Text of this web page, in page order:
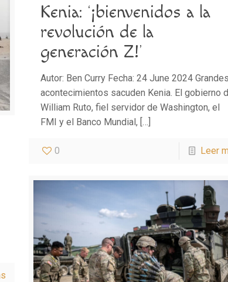
Kenia: ‘¡bienvenidos a la
revolución de la
generación Z!’
Autor: Ben Curry Fecha: 24 June 2024 Grandes
acontecimientos sacuden Kenia. El gobierno
William Ruto, fiel servidor de Washington, el
FMI y el Banco Mundial, […]
0 Leer